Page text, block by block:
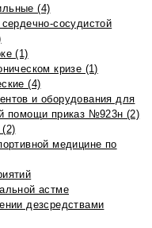
(4)
сосудистой
(1)
кризе (1)
(4)
и оборудования для
помощи приказ №923н (2)
медицине по
астме
дезсредствами